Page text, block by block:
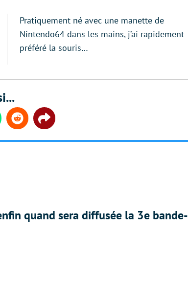
Pratiquement né avec une manette de
Nintendo64 dans les mains, j’ai rapidement
préféré la souris…
Reddit Share
quand sera diffusée la 3e bande-